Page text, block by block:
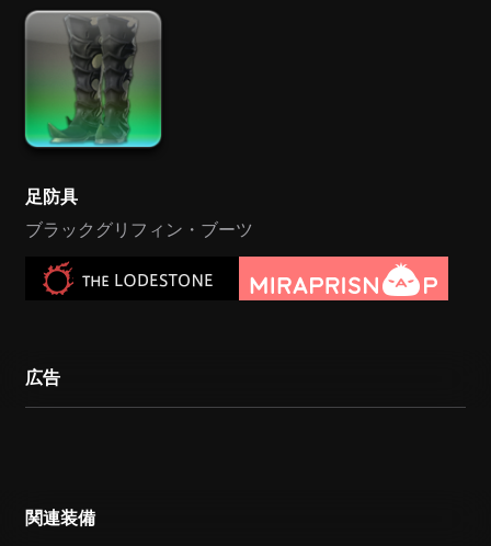
足防具
ブラックグリフィン・ブーツ
広告
関連装備